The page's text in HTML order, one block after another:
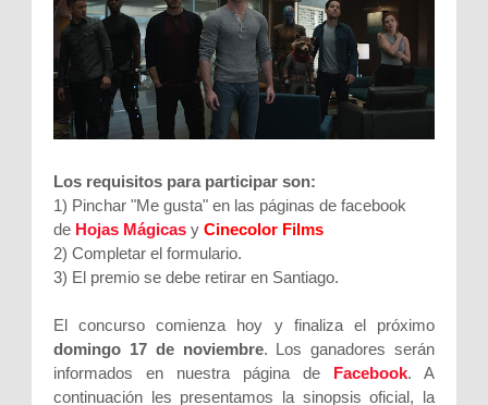
Los requisitos para participar son:
1) Pinchar "Me gusta" en las páginas de facebook
de Hojas Mágicas y Cinecolor Films
2) Completar el formulario.
3) El premio se debe retirar en Santiago.
El concurso comienza hoy y finaliza el próximo
domingo 17 de noviembre. Los ganadores serán
informados en nuestra página de Facebook. A
continuación les presentamos la sinopsis oficial, la